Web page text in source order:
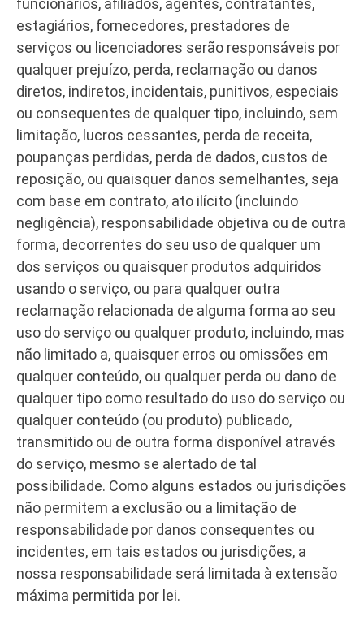
funcionários, afiliados, agentes, contratantes,
estagiários, fornecedores, prestadores de
serviços ou licenciadores serão responsáveis por
qualquer prejuízo, perda, reclamação ou danos
diretos, indiretos, incidentais, punitivos, especiais
ou consequentes de qualquer tipo, incluindo, sem
limitação, lucros cessantes, perda de receita,
poupanças perdidas, perda de dados, custos de
reposição, ou quaisquer danos semelhantes, seja
com base em contrato, ato ilícito (incluindo
negligência), responsabilidade objetiva ou de outra
forma, decorrentes do seu uso de qualquer um
dos serviços ou quaisquer produtos adquiridos
usando o serviço, ou para qualquer outra
reclamação relacionada de alguma forma ao seu
uso do serviço ou qualquer produto, incluindo, mas
não limitado a, quaisquer erros ou omissões em
qualquer conteúdo, ou qualquer perda ou dano de
qualquer tipo como resultado do uso do serviço ou
qualquer conteúdo (ou produto) publicado,
transmitido ou de outra forma disponível através
do serviço, mesmo se alertado de tal
possibilidade. Como alguns estados ou jurisdições
não permitem a exclusão ou a limitação de
responsabilidade por danos consequentes ou
incidentes, em tais estados ou jurisdições, a
nossa responsabilidade será limitada à extensão
máxima permitida por lei.